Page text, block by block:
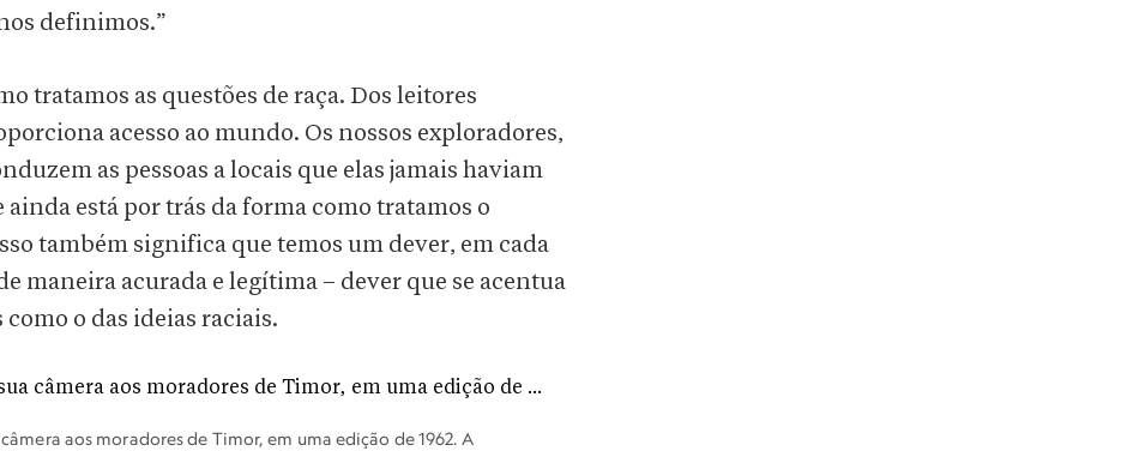
definimos.”
tratamos as questões de raça. Dos leitores
acesso ao mundo. Os nossos exploradores,
as pessoas a locais que elas jamais haviam
está por trás da forma como tratamos o
também significa que temos um dever, em cada
maneira acurada e legítima – dever que se acentua
o das ideias raciais.
aos moradores de Timor, em uma edição de 1962. A